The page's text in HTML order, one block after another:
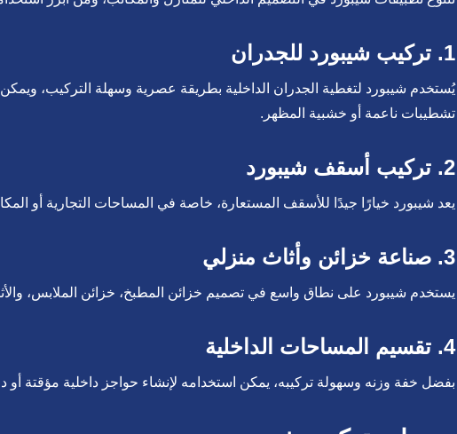
1. تركيب شيبورد للجدران
يُستخدم شيبورد لتغطية الجدران الداخلية بطريقة عصرية وسهلة التركيب،
تشطيبات ناعمة أو خشبية المظهر.
2. تركيب أسقف شيبورد
يعد شيبورد خيارًا جيدًا للأسقف المستعارة، خاصة في المساحات التجارية أو
3. صناعة خزائن وأثاث منزلي
يستخدم شيبورد على نطاق واسع في تصميم خزائن المطبخ، خزائن الملابس،
4. تقسيم المساحات الداخلية
بفضل خفة وزنه وسهولة تركيبه، يمكن استخدامه لإنشاء حواجز داخلية مؤقتة أو